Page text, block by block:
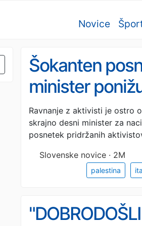
Novice
Šokanten
minister
zvezanimi
Ravnanje z aktivisti je ostro
skrajno desni minister za
posnetek pridržanih
Slovenske novice · 2M
palestina